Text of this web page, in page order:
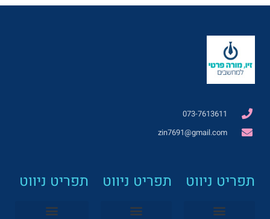
073-7613611
zin7691@gmail.com
תפריט ניווט תפריט ניווט תפריט ניווט